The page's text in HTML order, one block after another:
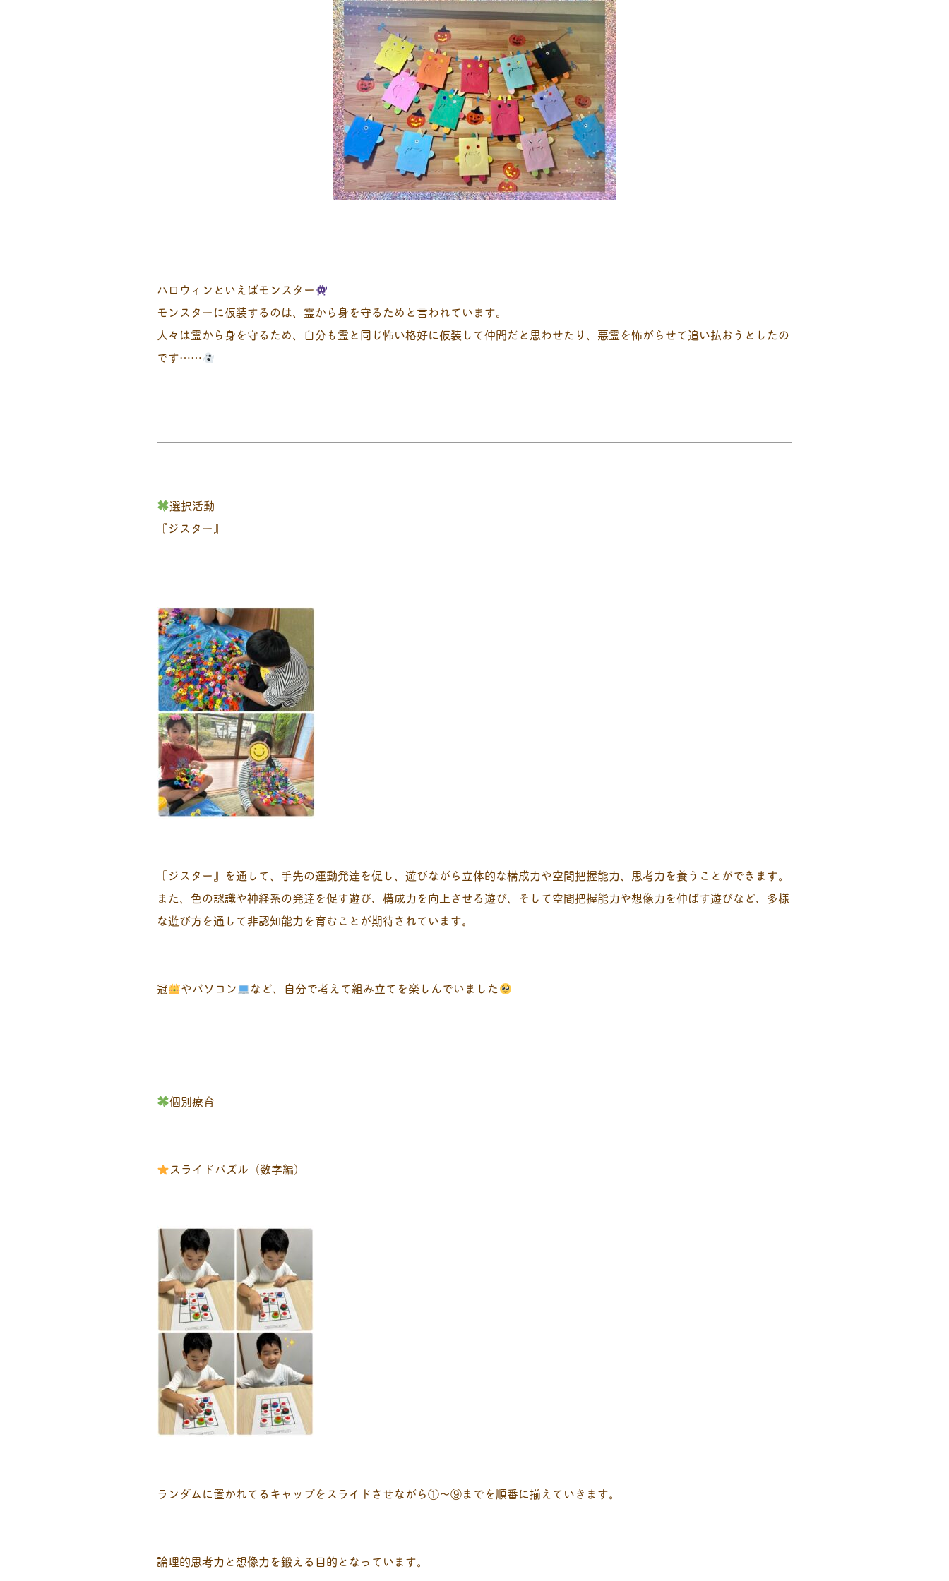
ハロウィンといえばモンスター
モンスターに仮装するのは、霊から身を守るためと言われています。
人々は霊から身を守るため、自分も霊と同じ怖い格好に仮装して仲間だと思わせたり、悪霊を怖がらせて追い払おうとしたの
です……
選択活動
『ジスター』
『ジスター』を通して、手先の運動発達を促し、遊びながら立体的な構成力や空間把握能力、思考力を養うことができます。
また、色の認識や神経系の発達を促す遊び、構成力を向上させる遊び、そして空間把握能力や想像力を伸ばす遊びなど、多様
な遊び方を通して非認知能力を育むことが期待されています。
冠 やパソコン など、自分で考えて組み立てを楽しんでいました
個別療育
スライドパズル（数字編）
ランダムに置かれてるキャップをスライドさせながら①〜⑨までを順番に揃えていきます。
論理的思考力と想像力を鍛える目的となっています。